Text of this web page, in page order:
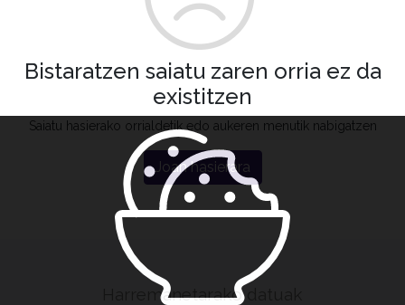
Bistaratzen saiatu zaren orria ez da
existitzen
Saiatu hasierako orrialdetik edo aukeren menutik nabigatzen
Joan hasierara
Harremanetarako datuak